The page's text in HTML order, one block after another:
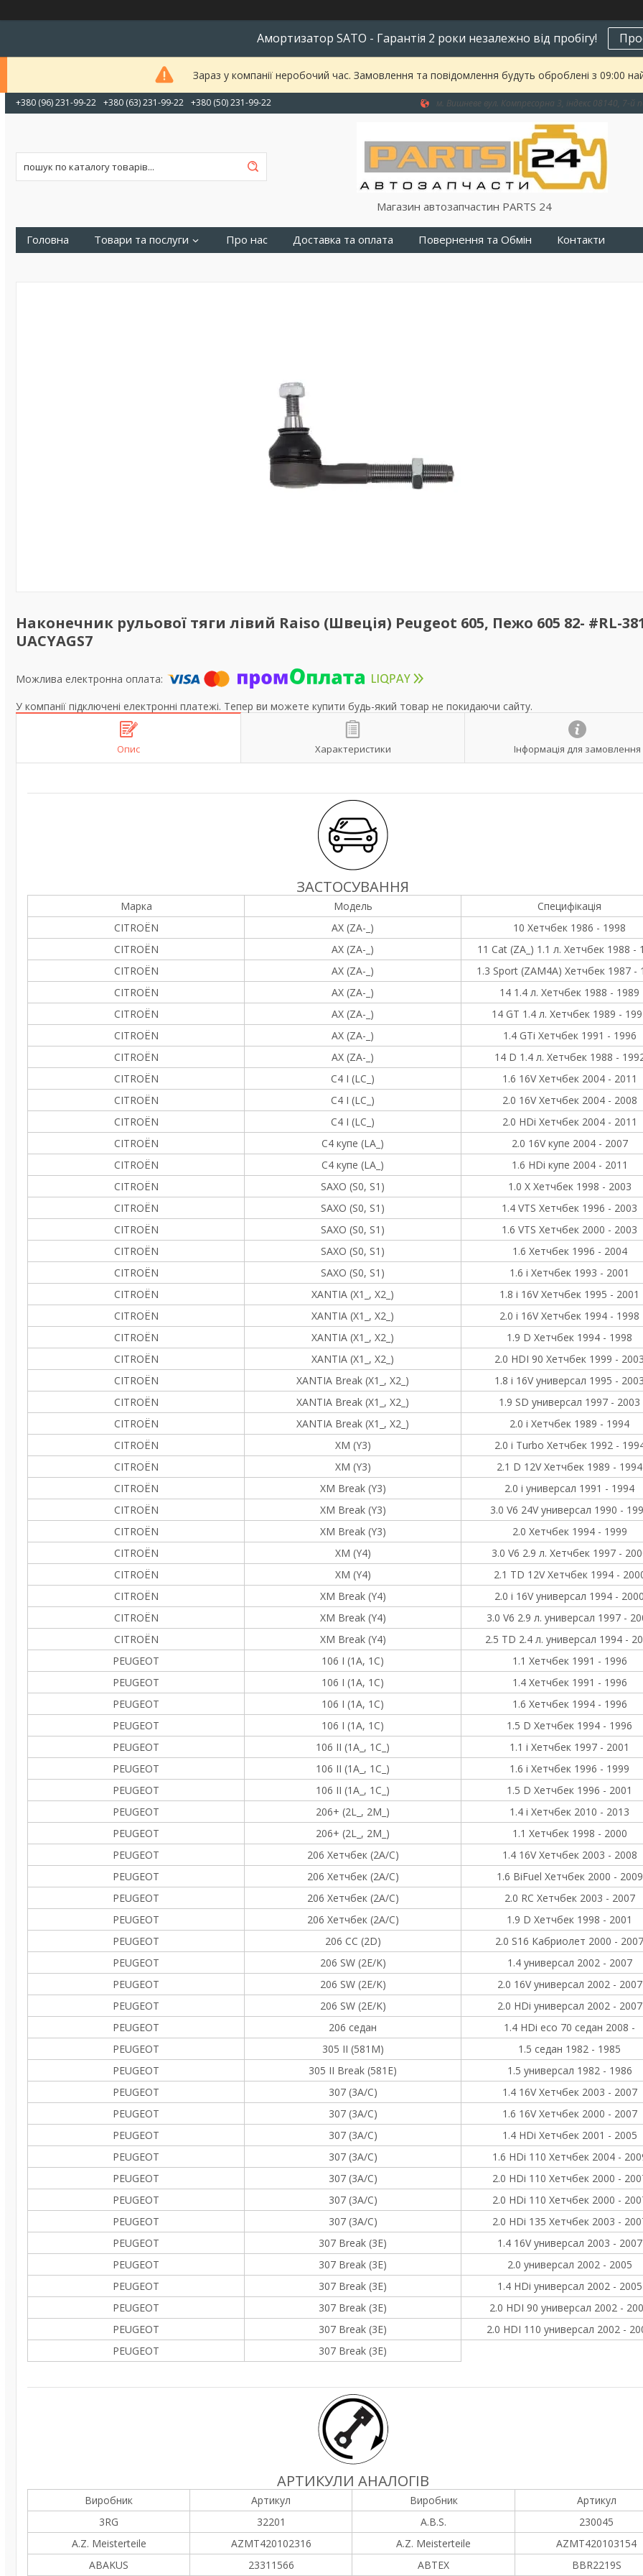
Амортизатор SATO - Гарантія 2 роки незалежно від пробігу!
Зараз у компанії неробочий час. Замовлення та повідомлення будуть оброблені з 09:00
+380 (96) 231-99-22 +380 (63) 231-99-22 +380 (50) 231-99-22 м. Вишневе вул. Компресорна 3, індекс 08140, 7-й
Магазин автозапчастин PARTS 24
Головна Товари та послуги Про нас Доставка та оплата Повернення та Обмін Контакти
Наконечник рульової тяги лівий Raiso (Швеція) Peugeot 605, Пежо 605 82- #RL-
UACYAGS7
У компанії підключені електронні платежі. Тепер ви можете купити будь-який товар не покидаючи сайту.
Опис Характеристики Інформація для замовлення
ЗАСТОСУВАННЯ
Марка Модель
Специфікація
CITROËN
AX (ZA-_)
10 Хетчбек 1986 - 1998
CITROËN
AX (ZA-_)
11 Cat (ZA_) 1.1 л. Хетчбек 1988 -
CITROËN
AX (ZA-_)
1.3 Sport (ZAM4A) Хетчбек 1987 -
CITROËN
AX (ZA-_)
14 1.4 л. Хетчбек 1988 - 1989
CITROËN
AX (ZA-_)
14 GT 1.4 л. Хетчбек 1989 -
CITROËN
AX (ZA-_)
1.4 GTi Хетчбек 1991 - 1996
CITROËN
AX (ZA-_)
14 D 1.4 л. Хетчбек 1988 -
CITROËN
C4 I (LC_)
1.6 16V Хетчбек 2004 - 2011
CITROËN
C4 I (LC_)
2.0 16V Хетчбек 2004 - 2008
CITROËN
C4 I (LC_)
2.0 HDi Хетчбек 2004 - 2011
CITROËN
C4 купе (LA_)
2.0 16V купе 2004 - 2007
CITROËN
C4 купе (LA_)
1.6 HDi купе 2004 - 2011
CITROËN
SAXO (S0, S1)
1.0 X Хетчбек 1998 - 2003
CITROËN
SAXO (S0, S1)
1.4 VTS Хетчбек 1996 - 2003
CITROËN
SAXO (S0, S1)
1.6 VTS Хетчбек 2000 - 2003
CITROËN
SAXO (S0, S1)
1.6 Хетчбек 1996 - 2004
CITROËN
SAXO (S0, S1)
1.6 i Хетчбек 1993 - 2001
CITROËN
XANTIA (X1_, X2_)
1.8 i 16V Хетчбек 1995 - 2001
CITROËN
XANTIA (X1_, X2_)
2.0 i 16V Хетчбек 1994 - 1998
CITROËN
XANTIA (X1_, X2_)
1.9 D Хетчбек 1994 - 1998
CITROËN
XANTIA (X1_, X2_)
2.0 HDI 90 Хетчбек 1999 -
CITROËN
XANTIA Break (X1_, X2_)
1.8 i 16V универсал 1995 -
CITROËN
XANTIA Break (X1_, X2_)
1.9 SD универсал 1997 - 2003
CITROËN
XANTIA Break (X1_, X2_)
2.0 i Хетчбек 1989 - 1994
CITROËN
XM (Y3)
2.0 i Turbo Хетчбек 1992 -
CITROËN
XM (Y3)
2.1 D 12V Хетчбек 1989 - 1994
CITROËN
XM Break (Y3)
2.0 i универсал 1991 - 1994
CITROËN
XM Break (Y3)
3.0 V6 24V универсал 1990 -
CITROËN
XM Break (Y3)
2.0 Хетчбек 1994 - 1999
CITROËN
XM (Y4)
3.0 V6 2.9 л. Хетчбек 1997 -
CITROËN
XM (Y4)
2.1 TD 12V Хетчбек 1994 -
CITROËN
XM Break (Y4)
2.0 i 16V универсал 1994 -
CITROËN
XM Break (Y4)
3.0 V6 2.9 л. универсал 1997 -
CITROËN
XM Break (Y4)
2.5 TD 2.4 л. универсал 1994 -
PEUGEOT
106 I (1A, 1C)
1.1 Хетчбек 1991 - 1996
PEUGEOT
106 I (1A, 1C)
1.4 Хетчбек 1991 - 1996
PEUGEOT
106 I (1A, 1C)
1.6 Хетчбек 1994 - 1996
PEUGEOT
106 I (1A, 1C)
1.5 D Хетчбек 1994 - 1996
PEUGEOT
106 II (1A_, 1C_)
1.1 i Хетчбек 1997 - 2001
PEUGEOT
106 II (1A_, 1C_)
1.6 i Хетчбек 1996 - 1999
PEUGEOT
106 II (1A_, 1C_)
1.5 D Хетчбек 1996 - 2001
PEUGEOT
206+ (2L_, 2M_)
1.4 i Хетчбек 2010 - 2013
PEUGEOT
206+ (2L_, 2M_)
1.1 Хетчбек 1998 - 2000
PEUGEOT
206 Хетчбек (2A/C)
1.4 16V Хетчбек 2003 - 2008
PEUGEOT
206 Хетчбек (2A/C)
1.6 BiFuel Хетчбек 2000 - 2009
PEUGEOT
206 Хетчбек (2A/C)
2.0 RC Хетчбек 2003 - 2007
PEUGEOT
206 Хетчбек (2A/C)
1.9 D Хетчбек 1998 - 2001
PEUGEOT
206 CC (2D)
2.0 S16 Кабриолет 2000 - 2007
PEUGEOT
206 SW (2E/K)
1.4 универсал 2002 - 2007
PEUGEOT
206 SW (2E/K)
2.0 16V универсал 2002 - 2007
PEUGEOT
206 SW (2E/K)
2.0 HDi универсал 2002 - 2007
PEUGEOT
206 седан
1.4 HDi eco 70 седан 2008 -
PEUGEOT
305 II (581M)
1.5 седан 1982 - 1985
PEUGEOT
305 II Break (581E)
1.5 универсал 1982 - 1986
PEUGEOT
307 (3A/C)
1.4 16V Хетчбек 2003 - 2007
PEUGEOT
307 (3A/C)
1.6 16V Хетчбек 2000 - 2007
PEUGEOT
307 (3A/C)
1.4 HDi Хетчбек 2001 - 2005
PEUGEOT
307 (3A/C)
1.6 HDi 110 Хетчбек 2004 -
PEUGEOT
307 (3A/C)
2.0 HDi 110 Хетчбек 2000 -
PEUGEOT
307 (3A/C)
2.0 HDi 110 Хетчбек 2000 -
PEUGEOT
307 (3A/C)
2.0 HDi 135 Хетчбек 2003 -
PEUGEOT
307 Break (3E)
1.4 16V универсал 2003 - 2007
PEUGEOT
307 Break (3E)
2.0 универсал 2002 - 2005
PEUGEOT
307 Break (3E)
1.4 HDi универсал 2002 - 2005
PEUGEOT
307 Break (3E)
2.0 HDI 90 универсал 2002 -
PEUGEOT
307 Break (3E)
2.0 HDI 110 универсал 2002 -
PEUGEOT
307 Break (3E)
АРТИКУЛИ АНАЛОГІВ
Виробник Артикул Виробник
Артикул
3RG
32201 A.B.S.
230045
A.Z. Meisterteile
AZMT420102316 A.Z. Meisterteile
AZMT420103154
ABAKUS
23311566 ABTEX BBR2219S